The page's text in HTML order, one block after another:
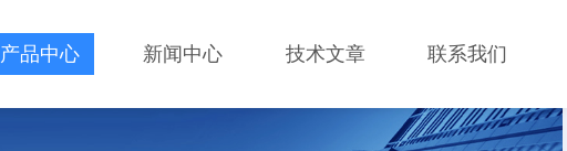
产品中心 新闻中心 技术文章 联系我们